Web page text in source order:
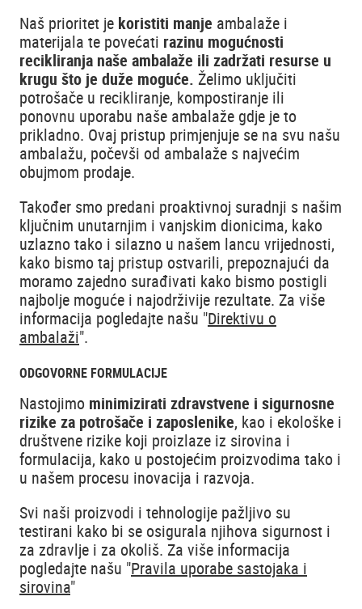
Naš prioritet je koristiti manje ambalaže i
materijala te povećati razinu mogućnosti
recikliranja naše ambalaže ili zadržati resurse u
krugu što je duže moguće. Želimo uključiti
potrošače u recikliranje, kompostiranje ili
ponovnu uporabu naše ambalaže gdje je to
prikladno. Ovaj pristup primjenjuje se na svu našu
ambalažu, počevši od ambalaže s najvećim
obujmom prodaje.
Također smo predani proaktivnoj suradnji s našim
ključnim unutarnjim i vanjskim dionicima, kako
uzlazno tako i silazno u našem lancu vrijednosti,
kako bismo taj pristup ostvarili, prepoznajući da
moramo zajedno surađivati kako bismo postigli
najbolje moguće i najodrživije rezultate. Za više
informacija pogledajte našu "Direktivu o
ambalaži".
ODGOVORNE FORMULACIJE
Nastojimo minimizirati zdravstvene i sigurnosne
rizike za potrošače i zaposlenike, kao i ekološke i
društvene rizike koji proizlaze iz sirovina i
formulacija, kako u postojećim proizvodima tako i
u našem procesu inovacija i razvoja.
Svi naši proizvodi i tehnologije pažljivo su
testirani kako bi se osigurala njihova sigurnost i
za zdravlje i za okoliš. Za više informacija
pogledajte našu "Pravila uporabe sastojaka i
sirovina"